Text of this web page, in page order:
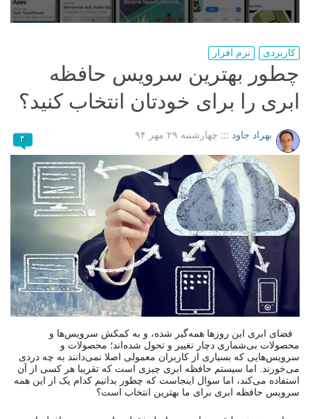
کاربردی نرم افزار
چطور بهترین سرویس حافظه
ابری را برای خودتان انتخاب کنید؟
بهراد جاود ::: چهارشنبه ۲۹ مهر ۹۴ ۴
فضای ابری این روزها همه‌گیر شده، و به کمکش سرویس‌ها و
محصولات بی‌شماری دچار تغییر و تحول شده‌اند؛ محصولات و
سرویس‌هایی که بسیاری از کاربران معمولی اصلا نمی‌دانند به چه دردی
می‌خورند. اما سیستم حافظه ابری چیزی است که تقریبا هر کسی از آن
استفاده می‌کند، اما سوال اینجاست که چطور بدانیم کدام یک از این همه
سرویس حافظه ابری برای ما بهترین انتخاب است؟